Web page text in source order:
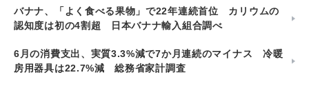
バナナ、「よく食べる果物」で22年連続首位 カリウムの
認知度は初の4割超 日本バナナ輸入組合調べ
6月の消費支出、実質3.3%減で7か月連続のマイナス 冷暖
房用器具は22.7%減 総務省家計調査